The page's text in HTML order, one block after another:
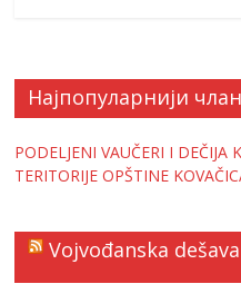
Најпопуларнији
PODELJENI VAUČERI I DEČIJA
TERITORIJE OPŠTINE
Vojvođanska